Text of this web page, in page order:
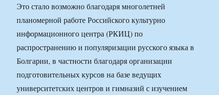
Это стало возможно благодаря многолетней
планомерной работе Российского культурно
информационного центра (РКИЦ) по
распространению и популяризации русского языка в
Болгарии, в частности благодаря организации
подготовительных курсов на базе ведущих
университетских центров и гимназий с изучением